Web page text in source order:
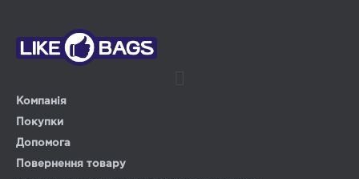
Компанія
Покупки
Допомога
Повернення товару